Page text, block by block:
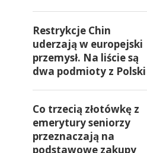
Restrykcje Chin
uderzają w europejski
przemysł. Na liście są
dwa podmioty z Polski
Co trzecią złotówkę z
emerytury seniorzy
przeznaczają na
podstawowe zakupy